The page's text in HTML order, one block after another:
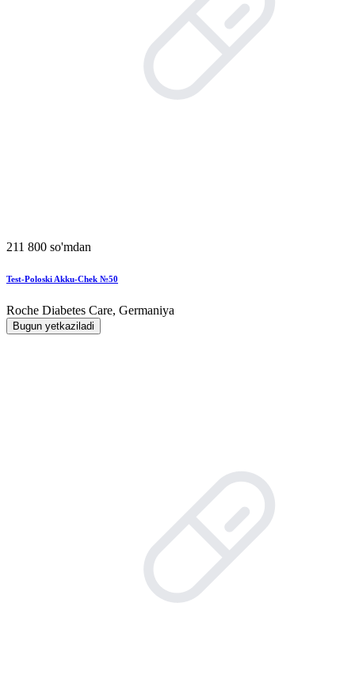
211 800 so'mdan
Test-Poloski Akku-Chek №50
Roche Diabetes Care, Germaniya
Bugun yetkaziladi